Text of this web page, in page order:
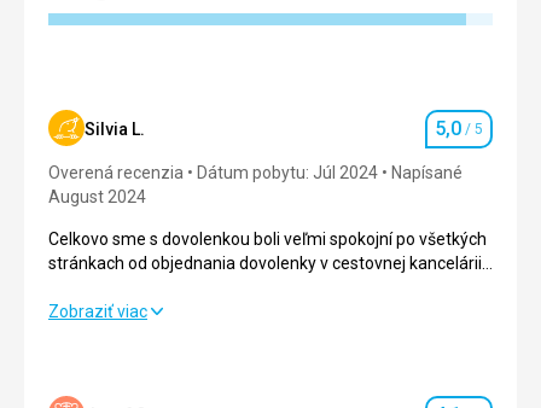
Silvia L. Hodnotenie
5,0 / 5
Overená recenzia Dátum pobytu: Júl 2024
Napísané
August 2024
Celkovo sme s dovolenkou boli veľmi spokojní po všetkých
stránkach od objednania dovolenky v cestovnej kancelárii,
prostredím hotela
Celkovo sme s dovolenkou boli veľmi spokojní po všetkých
Zobraziť viac